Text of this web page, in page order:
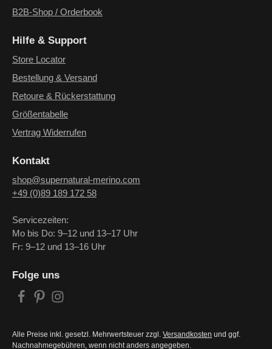
Folge uns
Alle Preise inkl. gesetzl. Mehrwertsteuer zzgl. Versandkosten und ggf.
Nachnahmegebühren, wenn nicht anders angegeben.
B2B-Shop / Orderbook
Hilfe & Support
Store Locator
Bestellung & Versand
Retoure & Rückerstattung
Größentabelle
Vertrag Widerrufen
Kontakt
shop@supernatural-merino.com
+49 (0)89 189 172 58
Servicezeiten:
Mo bis Do: 9–12 und 13–17 Uhr
Fr: 9–12 und 13–16 Uhr